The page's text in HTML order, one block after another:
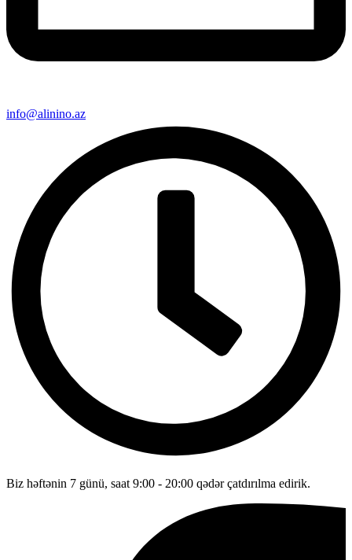
info@alinino.az
Biz həftənin 7 günü, saat 9:00 - 20:00 qədər çatdırılma edirik.